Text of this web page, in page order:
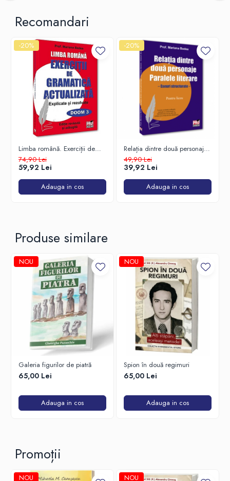
Recomandari
-20%
Limba română. Exerciții de
gramatică actualizată.
Explicate și rezolvate
74,90 Lei
59,92 Lei
Adauga in cos
-20%
Relația dintre două personaje.
Paralele literare - eseuri
structurate - pentru liceu
49,90 Lei
39,92 Lei
Adauga in cos
Produse similare
NOU
Galeria figurilor de piatră
65,00 Lei
Adauga in cos
NOU
Spion în două regimuri
65,00 Lei
Adauga in cos
Promoții
NOU NOU